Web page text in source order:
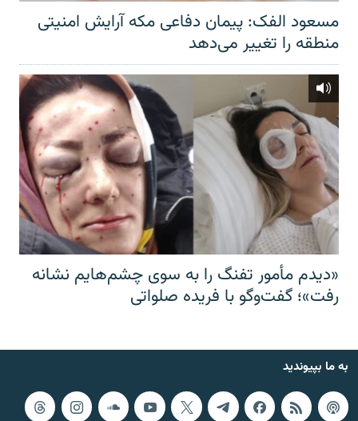
مسعود الفک: پیمان دفاعی مکه آرایش امنیتی
منطقه را تغییر می‌دهد
«دیدم مأمور تفنگ را به سوی چشم‌هایم نشانه
رفت»؛ گفت‌و‌گو با فریده صلواتی
به ما بپیوندید